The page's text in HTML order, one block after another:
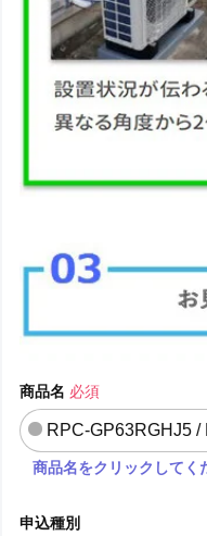
商品名 必須
RPC-GP63RGHJ5
商品名をクリックしてく
申込種別